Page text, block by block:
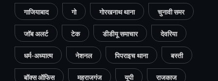
गाजियाबाद गो गोरखनाथ थाना चुनावी समर
जॉब अलर्ट टेक डीडीयू समाचार देवरिया
धर्म-अध्यात्म नेशनल पिपराइच थाना बस्ती
बॉक्स ऑफिस महराजगंज यूपी राजकाज